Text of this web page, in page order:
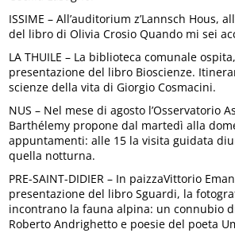
ISSIME – All’auditorium z’Lannsch Hous,
del libro di Olivia Crosio Quando mi sei
LA THUILE – La biblioteca comunale
presentazione del libro Bioscienze.
scienze della vita di Giorgio Cosmacini.
NUS – Nel mese di agosto l’Osservatorio
Barthélemy propone dal martedì alla
appuntamenti: alle 15 la visita guidata
quella notturna.
PRE-SAINT-DIDIER – In paizzaVittorio
presentazione del libro Sguardi, la
incontrano la fauna alpina: un connubio
Roberto Andrighetto e poesie del poeta